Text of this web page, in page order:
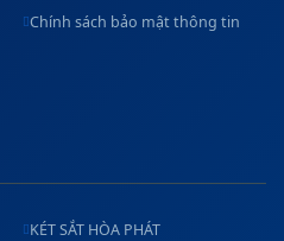
Chính sách bảo mật thông tin
KÉT SẮT HÒA PHÁT